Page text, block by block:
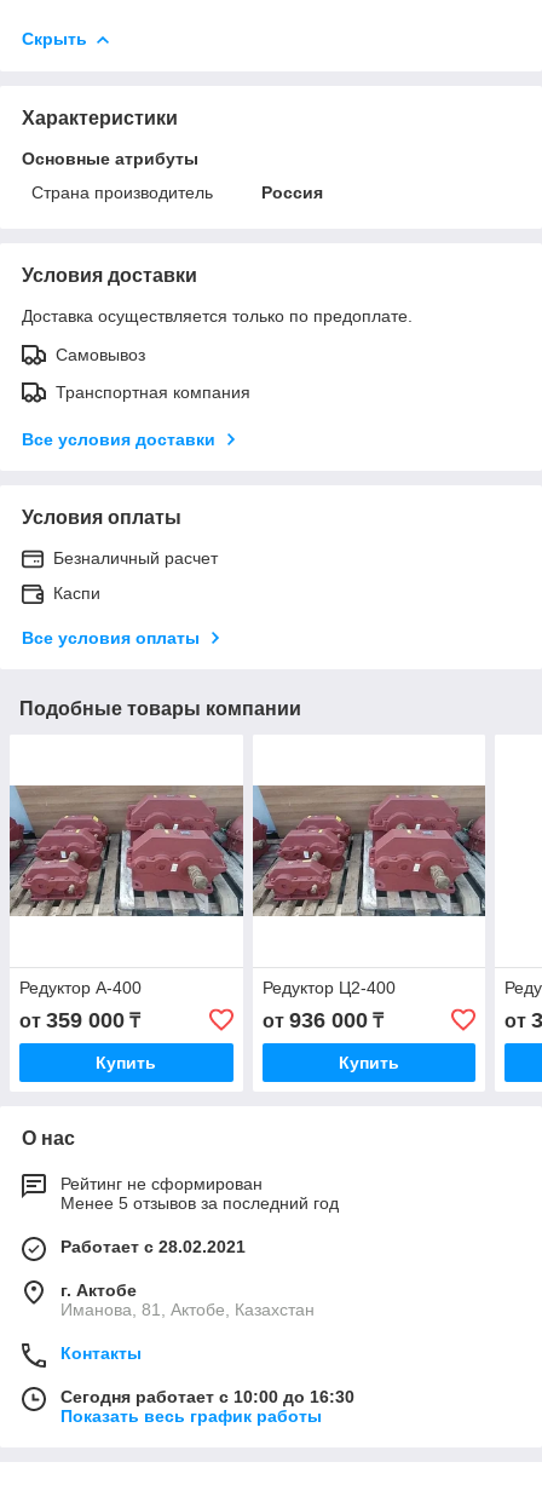
Скрыть
Характеристики
Основные атрибуты
Страна производитель
Россия
Условия доставки
Доставка осуществляется только по предоплате.
Самовывоз
Транспортная компания
Все условия доставки
Условия оплаты
Безналичный расчет
Каспи
Все условия оплаты
Подобные товары компании
Редуктор А-400
от 359 000 ₸
Купить
Редуктор Ц2-400
от 936 000₸
Купить
от
О нас
Рейтинг не сформирован
Менее 5 отзывов за последний год
Работает с 28.02.2021
г. Актобе
Иманова, 81, Актобе, Казахстан
Контакты
Сегодня работает с 10:00 до 16:30
Показать весь график работы